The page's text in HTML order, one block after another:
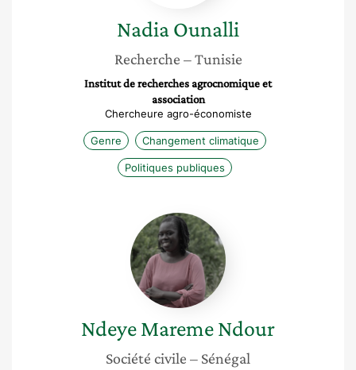
NadiaOunalli
Recherche – Tunisie
Institut de recherches agrocnomique et
association
Chercheure agro-économiste
Genre Changement climatique
Politiques publiques
Ndeye
Mareme
Ndour
Ndeye MaremeNdour
Société civile – Sénégal